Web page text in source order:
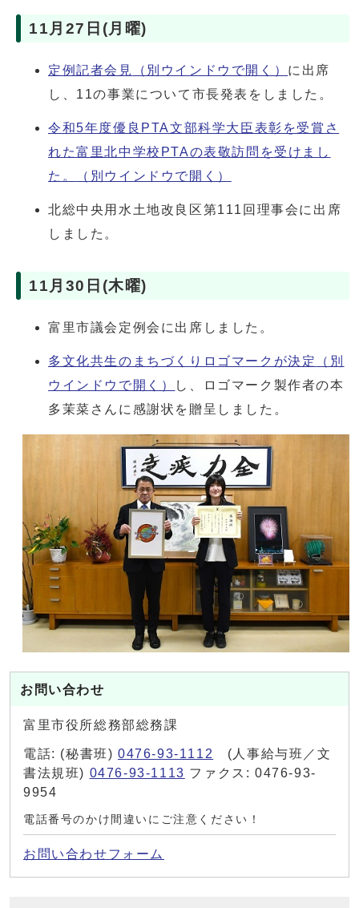
11月27日(月曜)
定例記者会見 （別ウインドウで開く） に出席
し、11の事業について市長発表をしました。
令和5年度優良PTA文部科学大臣表彰を受賞さ
れた富里北中学校PTAの表敬訪問を受けまし
た。
（別ウインドウで開く）
北総中央用水土地改良区第111回理事会に出席
しました。
11月30日(木曜)
富里市議会定例会に出席しました。
多文化共生のまちづくりロゴマークが決定
（別
ウインドウで開く）
し、ロゴマーク製作者の本
多茉菜さんに感謝状を贈呈しました。
お問い合わせ
富里市役所総務部総務課
電話: (秘書班) 0476-93-1112
(人事給与班／文
書法規班) 0476-93-1113 ファクス: 0476-93-
9954
電話番号のかけ間違いにご注意ください！
お問い合わせフォーム